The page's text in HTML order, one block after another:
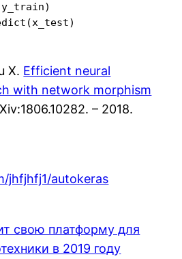
X. Efficient neural
with network morphism
– 2018.
jhfjhfj1/autokeras
свою платформу для
в 2019 году